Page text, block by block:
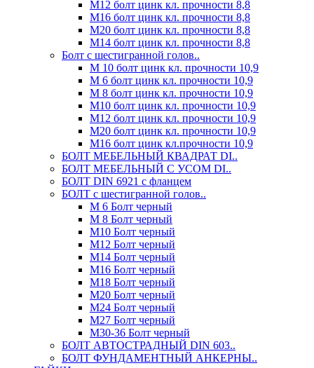
М12 болт цинк кл. прочности 8,8
М16 болт цинк кл. прочности 8,8
М20 болт цинк кл. прочности 8,8
М14 болт цинк кл. прочности 8,8
Болт с шестигранной голов..
М 10 болт цинк кл. прочности 10,9
М 6 болт цинк кл. прочности 10,9
М 8 болт цинк кл. прочности 10,9
М10 болт цинк кл. прочности 10,9
М12 болт цинк кл. прочности 10,9
М20 болт цинк кл. прочности 10,9
М16 болт цинк кл.прочности 10,9
БОЛТ МЕБЕЛЬНЫЙ КВАДРАТ DI..
БОЛТ МЕБЕЛЬНЫЙ С УСОМ DI..
БОЛТ DIN 6921 c фланцем
БОЛТ с шестигранной голов..
М 6 Болт черный
М 8 Болт черный
М10 Болт черный
М12 Болт черный
М14 Болт черный
М16 Болт черный
М18 Болт черный
М20 Болт черный
М24 Болт черный
М27 Болт черный
М30-36 Болт черный
БОЛТ АВТОСТРАДНЫЙ DIN 603..
БОЛТ ФУНДАМЕНТНЫЙ АНКЕРНЫ..